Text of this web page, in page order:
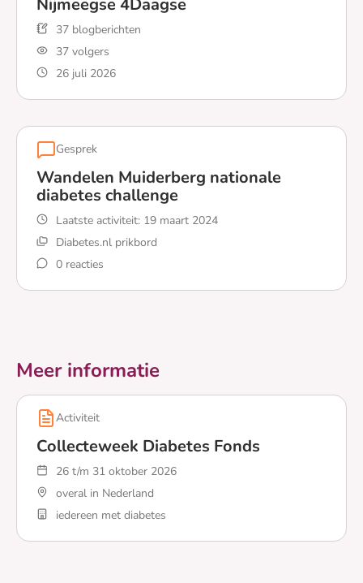
Nijmeegse 4Daagse
37 blogberichten
37 volgers
26 juli 2026
Lees meer over Nijmeegse 4Daagse
Gesprek
Wandelen Muiderberg nationale
diabetes challenge
Laatste activiteit: 19 maart 2024
Diabetes.nl prikbord
0 reacties
Lees meer over Wandelen Muiderberg nationale
Meer informatie
Activiteit
Collecteweek Diabetes Fonds
26 t/m 31 oktober 2026
overal in Nederland
iedereen met diabetes
Lees meer over Collecteweek Diabetes Fonds